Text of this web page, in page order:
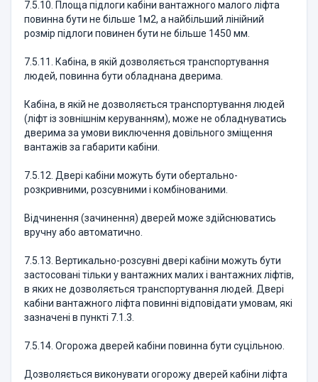
7.5.10. Площа підлоги кабіни вантажного малого ліфта
повинна бути не більше 1м2, а найбільший лінійний
розмір підлоги повинен бути не більше 1450 мм.
7.5.11. Кабіна, в якій дозволяється транспортування
людей, повинна бути обладнана дверима.
Кабіна, в якій не дозволяється транспортування людей
(ліфт із зовнішнім керуванням), може не обладнуватись
дверима за умови виключення довільного зміщення
вантажів за габарити кабіни.
7.5.12. Двері кабіни можуть бути обертально-
розкривними, розсувними і комбінованими.
Відчинення (зачинення) дверей може здійснюватись
вручну або автоматично.
7.5.13. Вертикально-розсувні двері кабіни можуть бути
застосовані тільки у вантажних малих і вантажних ліфтів,
в яких не дозволяється транспортування людей. Двері
кабіни вантажного ліфта повинні відповідати умовам, які
зазначені в пункті 7.1.3.
7.5.14. Огорожа дверей кабіни повинна бути суцільною.
Дозволяється виконувати огорожу дверей кабіни ліфта